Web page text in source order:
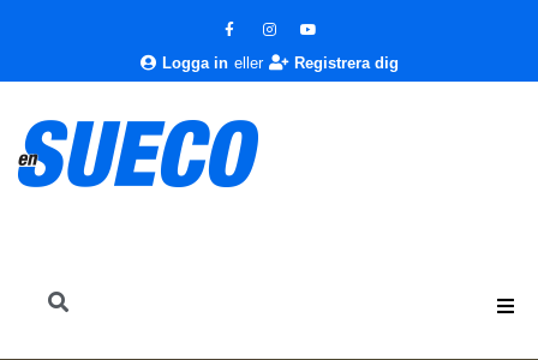
Logga in eller Registrera dig